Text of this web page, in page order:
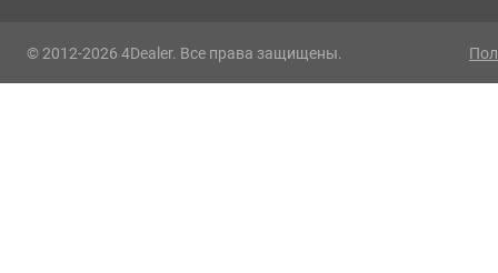
© 2012-2026 4Dealer. Все права защищены.